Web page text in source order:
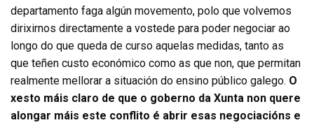
departamento faga algún movemento, polo que volvemos
dirixirnos directamente a vostede para poder negociar ao
longo do que queda de curso aquelas medidas, tanto as
que teñen custo económico como as que non, que permitan
realmente mellorar a situación do ensino público galego. O
xesto máis claro de que o goberno da Xunta non quere
alongar máis este conflito é abrir esas negociacións e